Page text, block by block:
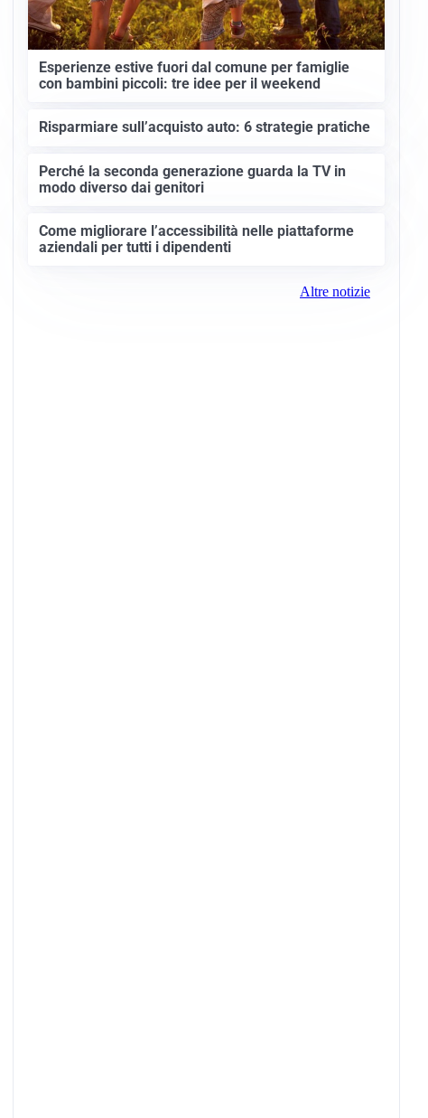
Esperienze estive fuori dal comune per famiglie
con bambini piccoli: tre idee per il weekend
Risparmiare sull’acquisto auto: 6 strategie pratiche
Perché la seconda generazione guarda la TV in
modo diverso dai genitori
Come migliorare l’accessibilità nelle piattaforme
aziendali per tutti i dipendenti
Altre notizie